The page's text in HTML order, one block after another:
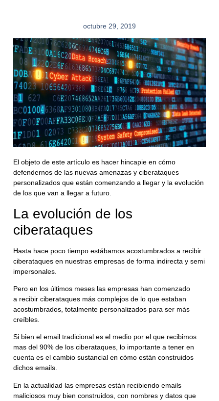
octubre 29, 2019
El objeto de este artículo es hacer hincapie en cómo
defendernos de las nuevas amenazas y ciberataques
personalizados que están comenzando a llegar y la evolución
de los que van a llegar a futuro.
La evolución de los
ciberataques
Hasta hace poco tiempo estábamos acostumbrados a recibir
ciberataques en nuestras empresas de forma indirecta y semi
impersonales.
Pero en los últimos meses las empresas han comenzado
a recibir ciberataques más complejosde lo que estaban
acostumbrados, totalmente personalizados para ser más
creíbles.
Si bien el email tradicional es el medio por el que recibimos
mas del 90% de los ciberataques, lo importante a tener en
cuenta es el cambio sustancial en cómo están construidos
dichos emails.
En la actualidad las empresas están recibiendo emails
maliciosos muy bien construidos, con nombres y datos que